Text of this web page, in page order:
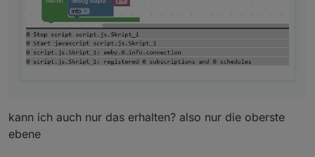
kann ich auch nur das erhalten? also nur die oberste
ebene